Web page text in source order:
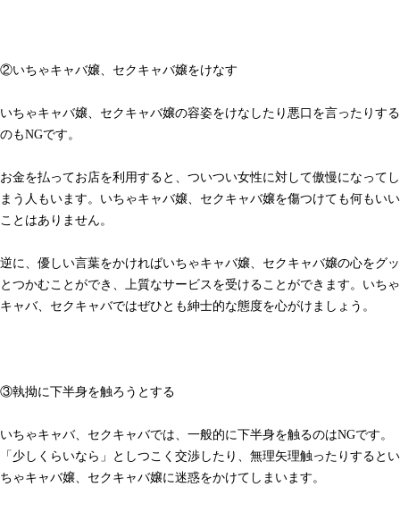
②いちゃキャバ嬢、セクキャバ嬢をけなす
いちゃキャバ嬢、セクキャバ嬢の容姿をけなしたり悪口を言ったりする
のもNGです。
お金を払ってお店を利用すると、ついつい女性に対して傲慢になってし
まう人もいます。いちゃキャバ嬢、セクキャバ嬢を傷つけても何もいい
ことはありません。
逆に、優しい言葉をかければいちゃキャバ嬢、セクキャバ嬢の心をグッ
とつかむことができ、上質なサービスを受けることができます。いちゃ
キャバ、セクキャバではぜひとも紳士的な態度を心がけましょう。
③執拗に下半身を触ろうとする
いちゃキャバ、セクキャバでは、一般的に下半身を触るのはNGです。
「少しくらいなら」としつこく交渉したり、無理矢理触ったりするとい
ちゃキャバ嬢、セクキャバ嬢に迷惑をかけてしまいます。